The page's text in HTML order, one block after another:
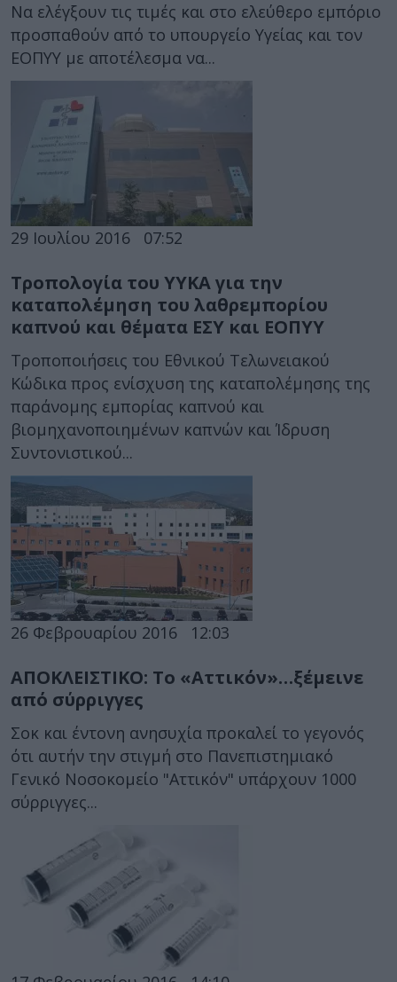
Να ελέγξουν τις τιμές και στο ελεύθερο εμπόριο
προσπαθούν από το υπουργείο Υγείας και τον
ΕΟΠΥΥ με αποτέλεσμα να...
29 Ιουλίου 2016 07:52
Τροπολογία του ΥΥΚΑ για την
καταπολέμηση του λαθρεμπορίου
καπνού και θέματα ΕΣΥ και ΕΟΠΥΥ
Τροποποιήσεις του Εθνικού Τελωνειακού
Κώδικα προς ενίσχυση της καταπολέμησης της
παράνομης εμπορίας καπνού και
βιομηχανοποιημένων καπνών και Ίδρυση
Συντονιστικού...
26 Φεβρουαρίου 2016 12:03
ΑΠΟΚΛΕΙΣΤΙΚΟ: Το «Αττικόν»…ξέμεινε
από σύρριγγες
Σοκ και έντονη ανησυχία προκαλεί το γεγονός
ότι αυτήν την στιγμή στο Πανεπιστημιακό
Γενικό Νοσοκομείο "Αττικόν" υπάρχουν 1000
σύρριγγες...